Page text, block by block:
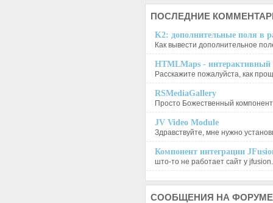
ПОСЛЕДНИЕ
K2: дополнительные поля в
Как вывести дополнительное
HTMLMaps - интерактивный
Расскажите пожалуйста, как
RSMediaGallery
Просто Божественный
JV Video Module
Здравствуйте, мне нужно
Компонент интеграции
што-то не работает сайт у
СООБЩЕНИЯ НА ФОРУМЕ